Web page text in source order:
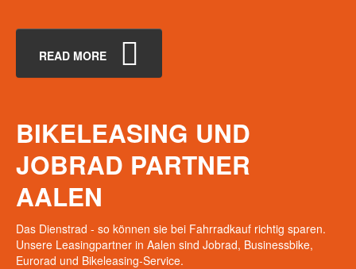
READ MORE
BIKELEASING UND
JOBRAD PARTNER
AALEN
Das Dienstrad - so können sie bei Fahrradkauf richtig sparen.
Unsere Leasingpartner in Aalen sind Jobrad, Businessbike,
Eurorad und Bikeleasing-Service.